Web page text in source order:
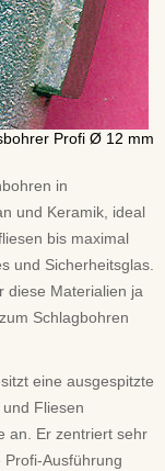
Profi Ø 12 mm
in
und Keramik, ideal
bis maximal
und Sicherheitsglas.
diese Materialien ja
Schlagbohren
eine ausgespitzte
Fliesen
an. Er zentriert sehr
Ausführung